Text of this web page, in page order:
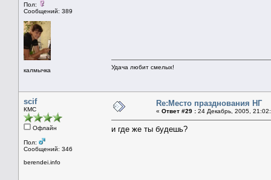
Пол:
Сообщений: 389
калмычка Удача любит смелых!
scif
КМС
Офлайн
Пол:
Сообщений: 346
berendei.info
Re:Место празднования НГ
« Ответ #29 : 24 Декабрь, 2005,
и где же ты будешь?